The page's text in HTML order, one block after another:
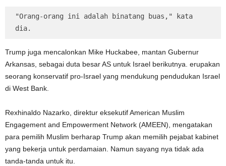
"Orang-orang ini adalah binatang buas," kata
dia.
Trump juga mencalonkan Mike Huckabee, mantan Gubernur
Arkansas, sebagai duta besar AS untuk Israel berikutnya. erupakan
seorang konservatif pro-Israel yang mendukung pendudukan Israel
di West Bank.
Rexhinaldo Nazarko, direktur eksekutif American Muslim
Engagement and Empowerment Network (AMEEN), mengatakan
para pemilih Muslim berharap Trump akan memilih pejabat kabinet
yang bekerja untuk perdamaian. Namun sayang nya tidak ada
tanda-tanda untuk itu.